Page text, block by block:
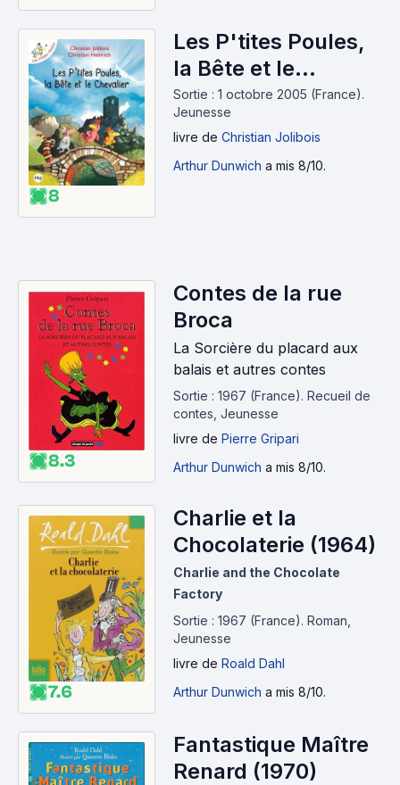
8
Les P'tites Poules,
la Bête et le
Chevalier
Sortie : 1 octobre 2005 (France).
Jeunesse
livre de Christian Jolibois
Arthur Dunwich a mis 8/10.
8.3
Contes de la rue
Broca
La Sorcière du placard aux
balais et autres contes
Sortie : 1967 (France). Recueil de
contes, Jeunesse
livre de Pierre Gripari
Arthur Dunwich a mis 8/10.
7.6
Charlie et la
Chocolaterie (1964)
Charlie and the Chocolate
Factory
Sortie : 1967 (France). Roman,
Jeunesse
livre de Roald Dahl
Arthur Dunwich a mis 8/10.
Fantastique Maître
Renard (1970)